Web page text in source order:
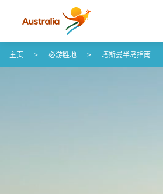
Skip to content
Skip to footer navigation
主页 必游胜地 塔斯曼半岛指南